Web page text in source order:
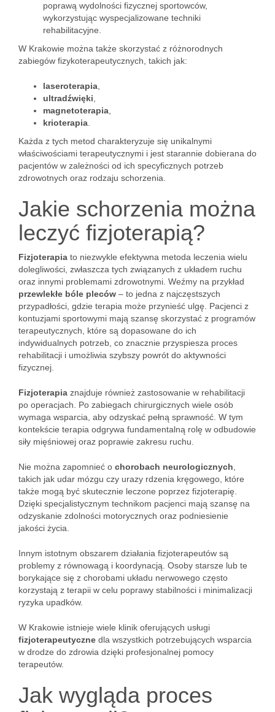
poprawą wydolności fizycznej sportowców,
wykorzystując wyspecjalizowane techniki
rehabilitacyjne.
W Krakowie można także skorzystać z różnorodnych
zabiegów fizykoterapeutycznych, takich jak:
laseroterapia
ultradźwięki
magnetoterapia
krioterapia
Każda z tych metod charakteryzuje się unikalnymi
właściwościami terapeutycznymi i jest starannie dobierana do
pacjentów w zależności od ich specyficznych potrzeb
zdrowotnych oraz rodzaju schorzenia.
Jakie schorzenia można
leczyć fizjoterapią?
Fizjoterapia to niezwykle efektywna metoda leczenia wielu
dolegliwości, zwłaszcza tych związanych z układem ruchu
oraz innymi problemami zdrowotnymi. Weźmy na przykład
przewlekłe bóle pleców – to jedna z najczęstszych
przypadłości, gdzie terapia może przynieść ulgę. Pacjenci z
kontuzjami sportowymi mają szansę skorzystać z programów
terapeutycznych, które są dopasowane do ich
indywidualnych potrzeb, co znacznie przyspiesza proces
rehabilitacji i umożliwia szybszy powrót do aktywności
fizycznej.
Fizjoterapia znajduje również zastosowanie w rehabilitacji
po operacjach. Po zabiegach chirurgicznych wiele osób
wymaga wsparcia, aby odzyskać pełną sprawność. W tym
kontekście terapia odgrywa fundamentalną rolę w odbudowie
siły mięśniowej oraz poprawie zakresu ruchu.
Nie można zapomnieć o chorobach neurologicznych
takich jak udar mózgu czy urazy rdzenia kręgowego, które
także mogą być skutecznie leczone poprzez fizjoterapię.
Dzięki specjalistycznym technikom pacjenci mają szansę na
odzyskanie zdolności motorycznych oraz podniesienie
jakości życia.
Innym istotnym obszarem działania fizjoterapeutów są
problemy z równowagą i koordynacją. Osoby starsze lub te
borykające się z chorobami układu nerwowego często
korzystają z terapii w celu poprawy stabilności i minimalizacji
ryzyka upadków.
W Krakowie istnieje wiele klinik oferujących usługi
fizjoterapeutyczne dla wszystkich potrzebujących wsparcia
w drodze do zdrowia dzięki profesjonalnej pomocy
terapeutów.
Jak wygląda proces